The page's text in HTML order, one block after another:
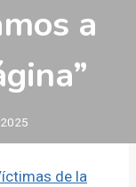
a
de la